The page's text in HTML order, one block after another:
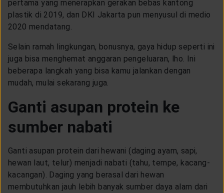
pertama yang menerapkan gerakan bebas kantong
plastik di 2019, dan DKI Jakarta pun menyusul di medio
2020 mendatang.
Selain ramah lingkungan, bonusnya, gaya hidup seperti ini
juga bisa menghemat anggaran pengeluaran, lho. Ini
beberapa langkah yang bisa kamu jalankan dengan
mudah, mulai sekarang juga.
Ganti asupan protein ke
sumber nabati
Ganti asupan protein dari hewani (daging ayam, sapi,
hewan laut, telur) menjadi nabati (tahu, tempe, kacang-
kacangan). Daging yang berasal dari hewan
membutuhkan jauh lebih banyak sumber daya alam dari
ABOUT GENERALI
EVENTS
KEAGENAN